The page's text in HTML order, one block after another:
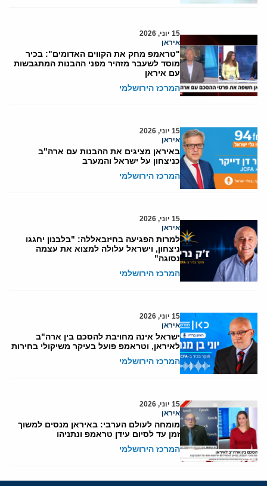
15 יוני, 2026
איראן
"טראמפ מחק את הקווים האדומים": בכיר
מוסד לשעבר מזהיר מפני ההבנות המתגבשות
עם איראן
המרכז הירושלמי
15 יוני, 2026
איראן
באיראן מציגים את ההבנות עם ארה"ב
כניצחון על ישראל והמערב
המרכז הירושלמי
15 יוני, 2026
איראן
למרות הפגיעה בחיזבאללה: "בלבנון יחגגו
ניצחון, וישראל עלולה למצוא את עצמה
נסוגה"
המרכז הירושלמי
15 יוני, 2026
איראן
ישראל אינה מחויבת להסכם בין ארה"ב
לאיראן, וטראמפ פועל בעיקר משיקולי בחירות
המרכז הירושלמי
15 יוני, 2026
איראן
מומחה לעולם הערבי: באיראן מנסים למשוך
זמן עד לסיום עידן טראמפ ונתניהו
המרכז הירושלמי